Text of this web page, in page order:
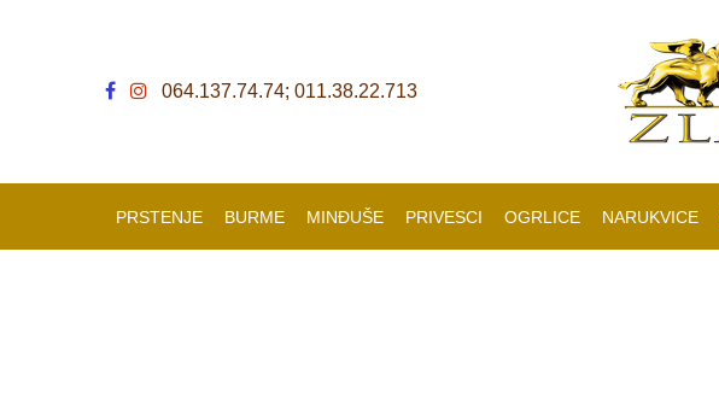
064.137.74.74; 011.38.22.713
PRSTENJE BURME MINĐUŠE PRIVESCI OGRLICE NARUKVICE